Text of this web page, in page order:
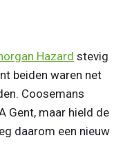
Hazard stevig
beiden waren net
Coosemans
Gent, maar hield de
daarom een nieuw